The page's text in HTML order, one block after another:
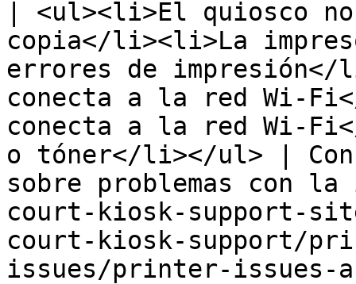
| <ul><li>El quiosco
copia</li><li>La
errores de impresión</
conecta a la red Wi-
conecta a la red Wi-
o tóner</li></ul> |
sobre problemas con
court-kiosk-support-
court-kiosk-support/
issues/printer-issues-